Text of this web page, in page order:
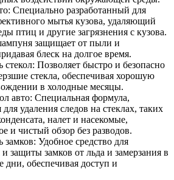
Специально разработанный для
мытья кузова, удаляющий
птиц и другие загрязнения с кузова.
защищает от пыли и
блеск на долгое время.
стекол: Позволяет быстро и безопасно
стекла, обеспечивая хорошую
в холодные месяцы.
авто: Специальная формула,
для удаления следов на стеклах, таких
налет и насекомые,
и чистый обзор без разводов.
замков: Удобное средство для
защиты замков от льда и замерзания в
дни, обеспечивая доступ и